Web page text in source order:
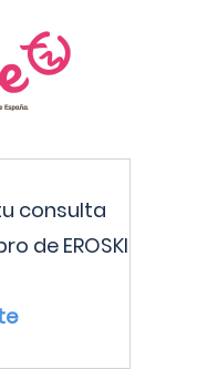
consulta
de EROSKI